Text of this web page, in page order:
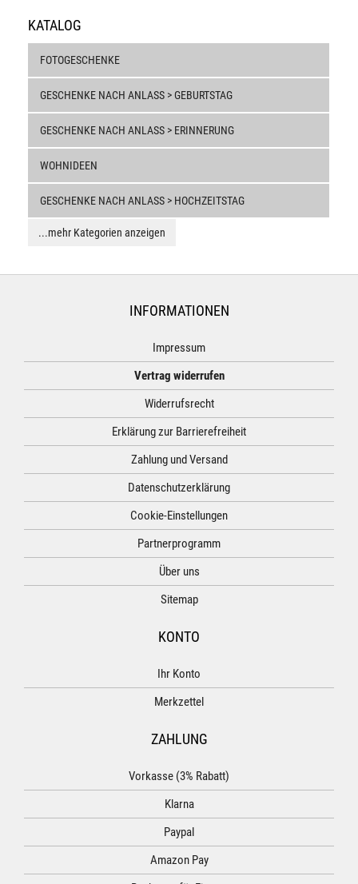
KATALOG
FOTOGESCHENKE
GESCHENKE NACH ANLASS > GEBURTSTAG
GESCHENKE NACH ANLASS > ERINNERUNG
WOHNIDEEN
GESCHENKE NACH ANLASS > HOCHZEITSTAG
...mehr Kategorien anzeigen
INFORMATIONEN
Impressum
Vertrag widerrufen
Widerrufsrecht
Erklärung zur Barrierefreiheit
Zahlung und Versand
Datenschutzerklärung
Cookie-Einstellungen
Partnerprogramm
Über uns
Sitemap
KONTO
Ihr Konto
Merkzettel
ZAHLUNG
Vorkasse (3% Rabatt)
Klarna
Paypal
Amazon Pay